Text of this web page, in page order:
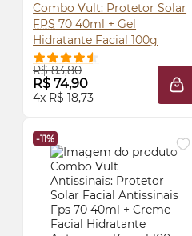
Combo Vult: Protetor Solar
FPS 70 40ml + Gel
Hidratante Facial 100g
R$ 83,80
R$ 74,90
4x R$ 18,73
COMPRE AGORA ❯
-11%